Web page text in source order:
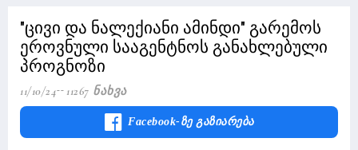
"ცივი და ნალექიანი ამინდი" გარემოს
ეროვნული სააგენტნოს განახლებული
პროგნოზი
11/10/24 11267 Ნახვა
Facebook-Ზე Გაზიარება